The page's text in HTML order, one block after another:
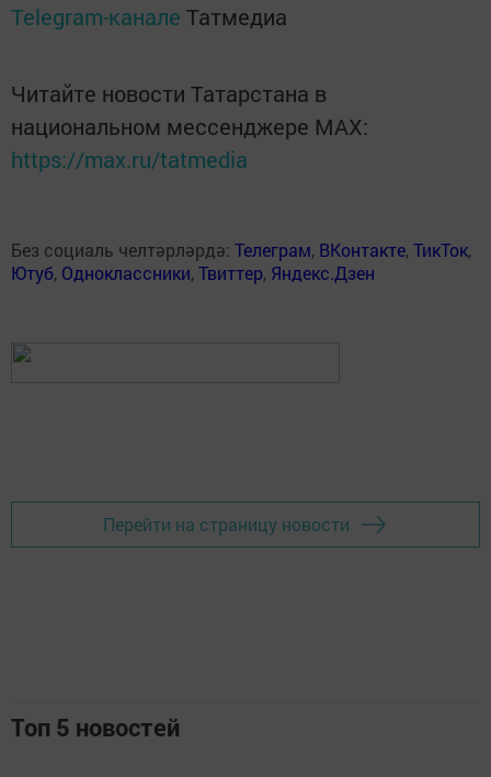
Telegram-канале Татмедиа
Читайте новости Татарстана в
национальном мессенджере MАХ:
https://max.ru/tatmedia
Без социаль челтәрләрдә: Телеграм, ВКонтакте,ТикТок,
Ютуб, Одноклассники,Твиттер, Яндекс.Дзен
Перейти на страницу новости
Топ 5 новостей